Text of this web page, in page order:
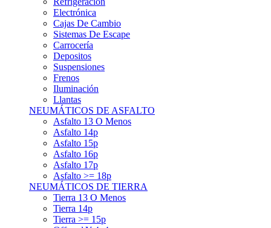
Cajas De Cambio
Sistemas De Escape
Carrocería
Depositos
Suspensiones
Frenos
Iluminación
Llantas
NEUMÁTICOS DE ASFALTO
Asfalto 13 O Menos
Asfalto 14p
Asfalto 15p
Asfalto 16p
Asfalto 17p
Asfalto >= 18p
NEUMÁTICOS DE TIERRA
Tierra 13 O Menos
Tierra 14p
Tierra >= 15p
Offroad Y 4x4
OTROS NEUMÁTICOS